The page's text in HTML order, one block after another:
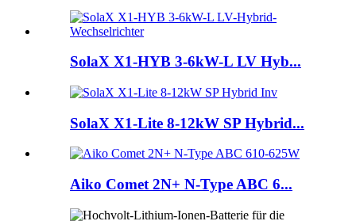
SolaX X1-HYB 3-6kW-L LV Hyb...
SolaX X1-Lite 8-12kW SP Hybrid...
Aiko Comet 2N+ N-Type ABC 6...